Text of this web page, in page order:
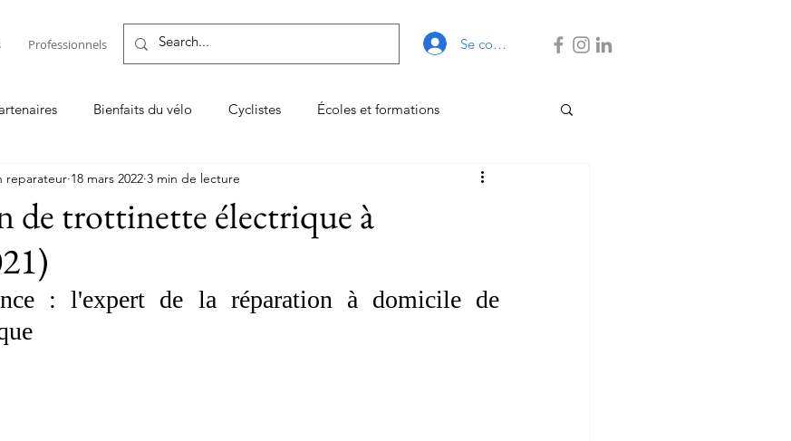
Professionnels Se connecter
Bienfaits du vélo Cyclistes Écoles et formations
Entretenir son vélo ou son VAE Les TOP
de trottinette électrique à
reparateur 18 mars 2022 3 min de lecture
: l'expert de la réparation à domicile de